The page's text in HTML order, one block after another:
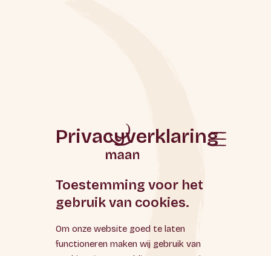
Privacyverklaring
Toestemming voor het
gebruik van cookies.
Om onze website goed te laten
functioneren maken wij gebruik van